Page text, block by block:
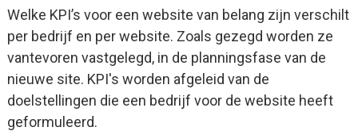
Welke KPI’s voor een website van belang zijn verschilt
per bedrijf en per website. Zoals gezegd worden ze
vantevoren vastgelegd, in de planningsfase van de
nieuwe site. KPI's worden afgeleid van de
doelstellingen die een bedrijf voor de website heeft
geformuleerd.